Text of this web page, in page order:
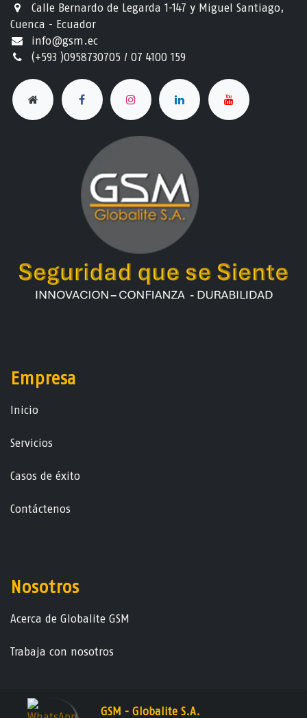
Calle Bernardo de Legarda 1-147 y Miguel Santiago,
Cuenca - Ecuador
info@gsm.ec​
(+593 )0958730705 / 07 4100 159
Empresa
Ini​ci​o
Servicios
Casos de éxito
Contáctenos
Nosotros
Acerca de Globalite GSM
Trabaja con nosotros
GSM - Globalite S.A.